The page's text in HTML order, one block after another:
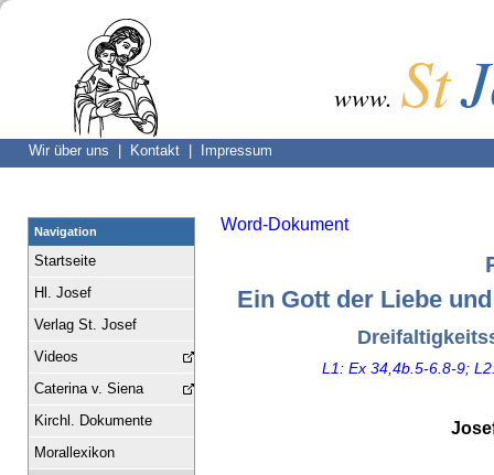
www. St
Wir über uns | Kontakt | Impressum
Navigation
Startseite
Hl. Josef
Verlag St. Josef
Videos
Caterina v. Siena
Kirchl. Dokumente
Morallexikon
Word-Dokument
Ein Gott der Liebe
L1: Ex 34,4b.5-6.8-9;